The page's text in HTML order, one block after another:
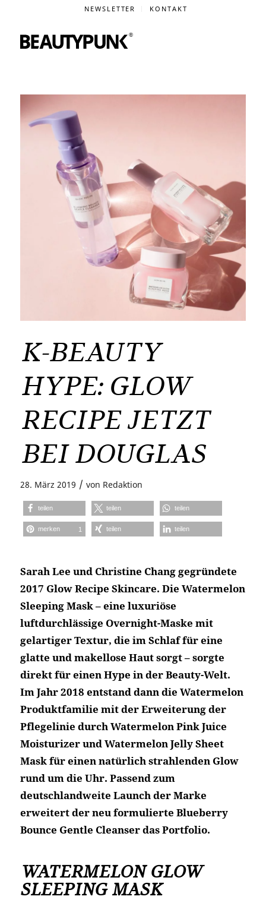
NEWSLETTER KONTAKT
K-BEAUTY
HYPE: GLOW
RECIPE JETZT
BEI DOUGLAS
28. März 2019 / von Redaktion
teilen teilen teilen
merken 1 teilen teilen
Sarah Lee und Christine Chang gegründete
2017 Glow Recipe Skincare. Die Watermelon
Sleeping Mask – eine luxuriöse
luftdurchlässige Overnight-Maske mit
gelartiger Textur, die im Schlaf für eine
glatte und makellose Haut sorgt – sorgte
direkt für einen Hype in der Beauty-Welt.
Im Jahr 2018 entstand dann die Watermelon
Produktfamilie mit der Erweiterung der
Pflegelinie durch Watermelon Pink Juice
Moisturizer und Watermelon Jelly Sheet
Mask für einen natürlich strahlenden Glow
rund um die Uhr. Passend zum
deutschlandweite Launch der Marke
erweitert der neu formulierte Blueberry
Bounce Gentle Cleanser das Portfolio.
WATERMELON GLOW
SLEEPING MASK